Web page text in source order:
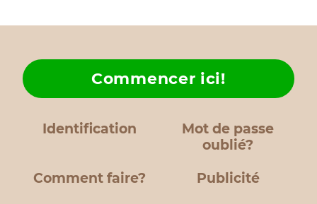
Identification
Mot de passe
oublié?
Comment faire?
Commencer ici!
Publicité